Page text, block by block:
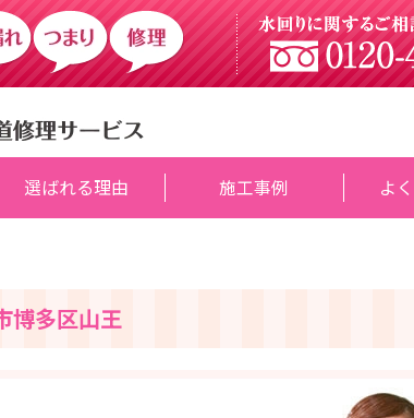
選ばれる理由 施工事例 よ
博多区山王